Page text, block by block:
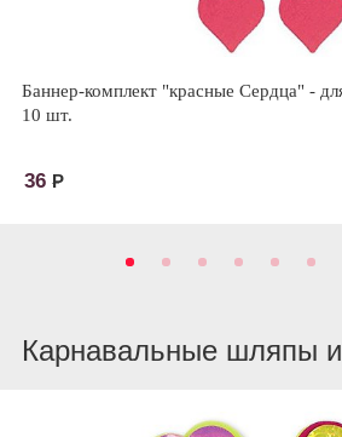
Баннер-комплект "красные Сердца" -
10 шт.
36 Р
Карнавальные шляпы и